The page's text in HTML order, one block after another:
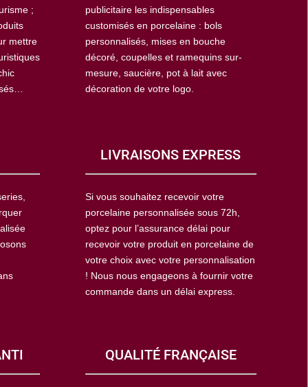
;
mettre
publicitaire les indispensables
customisés en porcelaine : bols
personnalisés, mises en bouche
décoré, coupelles et ramequins sur-
mesure, saucière, pot à lait avec
décoration de votre logo.
LIVRAISONS EXPRESS
Si vous souhaitez recevoir votre
porcelaine personnalisée sous 72h,
optez pour l’assurance délai pour
recevoir votre produit en porcelaine de
votre choix avec votre personnalisation
! Nous nous engageons à fournir votre
commande dans un délai express.
QUALITÉ FRANÇAISE